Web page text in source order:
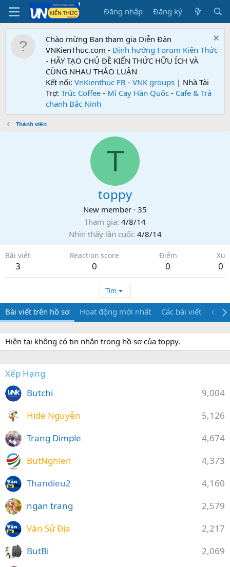
Đăng nhập Đăng ký
Chào mừng Bạn tham gia Diễn Đàn
VNKienThuc.com - Định hướng Forum Kiến Thức
- HÃY TẠO CHỦ ĐỀ KIẾN THỨC HỮU ÍCH VÀ
CÙNG NHAU THẢO LUẬN
Kết nối: VnKienthuc FB - VNK groups | Nhà Tài
Trợ: Trúc Coffee - Mì Cay Hàn Quốc - Cafe & Trà
chanh Bắc Ninh
Thành viên
T
toppy
New member · 35
Tham gia 4/8/14
Nhìn thấy lần cuối 4/8/14
Bài viết
3
Reaction score
0
Điểm
0
Xu
0
Tìm
Bài viết trên hồ sơ Hoạt động mới nhất Các bài viết Giới
Hiện tại không có tin nhắn trong hồ sơ của toppy.
Xếp Hạng
9,004
Butchi
5,126
Hide Nguyễn
4,674
Trang Dimple
4,373
ButNghien
4,160
Thandieu2
2,579
ngan trang
2,217
Văn Sử Địa
2,069
ButBi